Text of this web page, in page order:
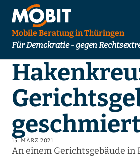
Mobile Beratung in Thüringen
Für Demokratie - gegen
15. MÄRZ 2021
An einem Gerichtsgebäude in